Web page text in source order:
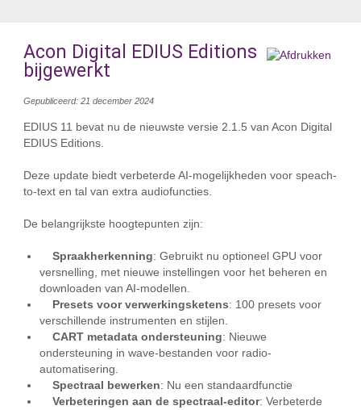
Acon Digital EDIUS Editions
bijgewerkt
Gepubliceerd: 21 december 2024
EDIUS 11 bevat nu de nieuwste versie 2.1.5 van Acon Digital
EDIUS Editions.
Deze update biedt verbeterde AI-mogelijkheden voor speach-
to-text en tal van extra audiofuncties.
De belangrijkste hoogtepunten zijn:
Spraakherkenning: Gebruikt nu optioneel GPU voor
versnelling, met nieuwe instellingen voor het beheren en
downloaden van AI-modellen.
Presets voor verwerkingsketens: 100 presets voor
verschillende instrumenten en stijlen.
CART metadata ondersteuning: Nieuwe
ondersteuning in wave-bestanden voor radio-
automatisering.
Spectraal bewerken: Nu een standaardfunctie
Verbeteringen aan de spectraal-editor: Verbeterde